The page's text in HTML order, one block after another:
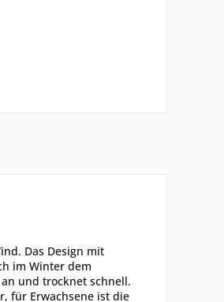
Das Design mit
im Winter dem
und trocknet schnell.
für Erwachsene ist die